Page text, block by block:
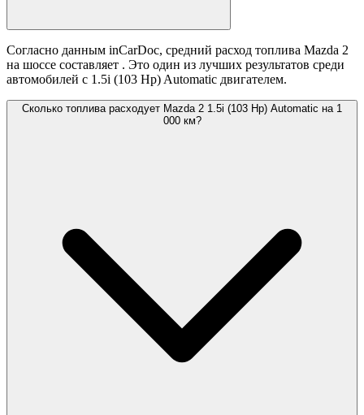
Согласно данным inCarDoc, средний расход топлива Mazda 2
на шоссе составляет . Это один из лучших результатов среди
автомобилей с 1.5i (103 Hp) Automatic двигателем.
Сколько топлива расходует Mazda 2 1.5i (103 Hp) Automatic на 1
000 км?